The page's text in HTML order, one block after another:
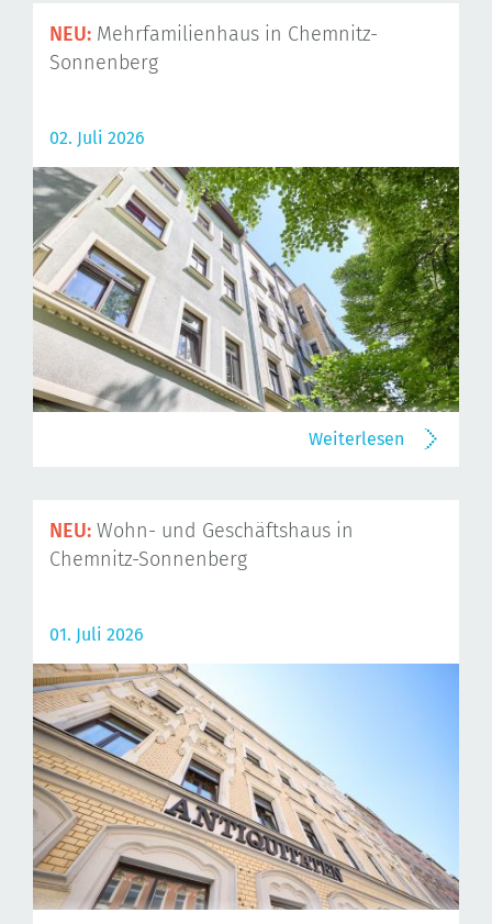
NEU: Mehrfamilienhaus in Chemnitz-
Sonnenberg
02. Juli 2026
Weiterlesen
NEU: Wohn- und Geschäftshaus in
Chemnitz-Sonnenberg
01. Juli 2026